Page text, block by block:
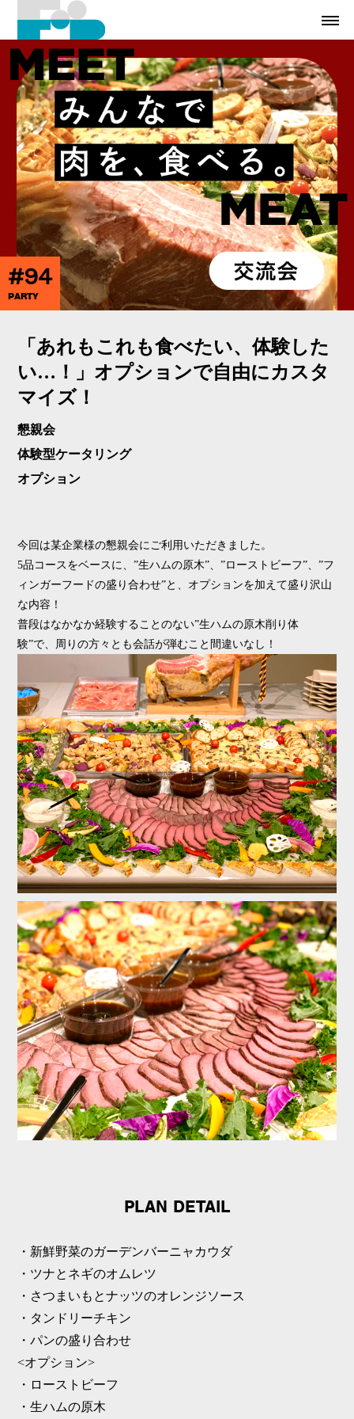
#94
PARTY
「あれもこれも食べたい、体験した
い…！」オプションで自由にカスタ
マイズ！
懇親会
体験型ケータリング
オプション
今回は某企業様の懇親会にご利用いただきました。
5品コースをベースに、”生ハムの原木”、”ローストビーフ”、”フ
ィンガーフードの盛り合わせ”と、オプションを加えて盛り沢山
な内容！
普段はなかなか経験することのない”生ハムの原木削り体
験”で、周りの方々とも会話が弾むこと間違いなし！
PLAN DETAIL
・新鮮野菜のガーデンバーニャカウダ
・ツナとネギのオムレツ
・さつまいもとナッツのオレンジソース
・タンドリーチキン
・パンの盛り合わせ
<オプション>
・ローストビーフ
・生ハムの原木